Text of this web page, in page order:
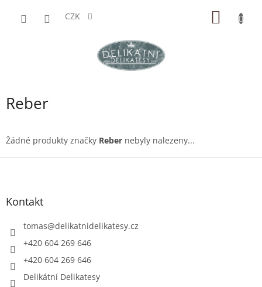
CZK
Reber
Žádné produkty značky Reber nebyly nalezeny...
Z
Kontakt
tomas@delikatnidelikatesy.cz
+420 604 269 646
+420 604 269 646
Delikátní Delikatesy